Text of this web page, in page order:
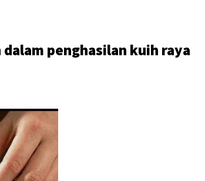
penghasilan kuih raya